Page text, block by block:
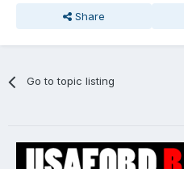
Share
Go to topic listing